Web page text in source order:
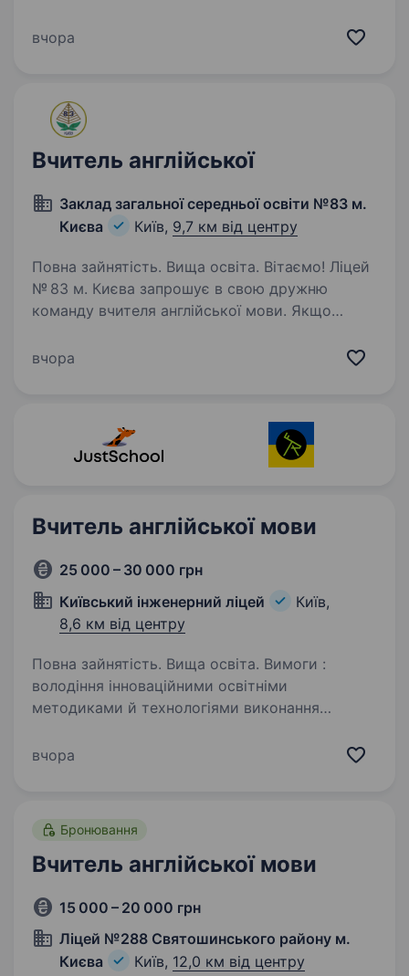
Наша команда WORLD SCHOOL & LYCEUM —
вчора
Вчитель англійської
Заклад загальної середньої освіти №83 м.
Києва
Київ, 9,7 км від центру
Повна зайнятість. Вища освіта. Вітаємо! Ліцей
№ 83 м. Києва запрошує в свою дружню
команду вчителя англійської мови. Якщо
розвитку та взаєморозуміння, любите дітей і
вчора
Вчитель англійської мови
25 000 – 30 000 грн
Київський інженерний ліцей
Київ,
8,6 км від центру
Повна зайнятість. Вища освіта. Вимоги :
володіння інноваційними освітніми
методиками й технологіями виконання
учнів на рівні вимог державного стандарту
вчора
Бронювання
Вчитель англійської мови
15 000 – 20 000 грн
Ліцей №288 Святошинського району м.
Києва
Київ, 12,0 км від центру